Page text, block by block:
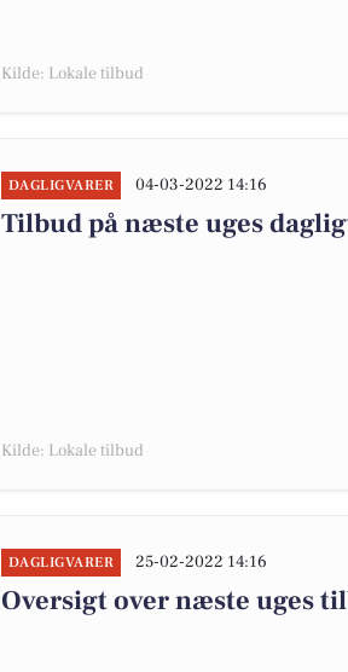
Kilde: Lokale tilbud
DAGLIGVARER 04-03-2022 14:16
Tilbud på næste uges
Kilde: Lokale tilbud
DAGLIGVARER 25-02-2022 14:16
Oversigt over næste uges